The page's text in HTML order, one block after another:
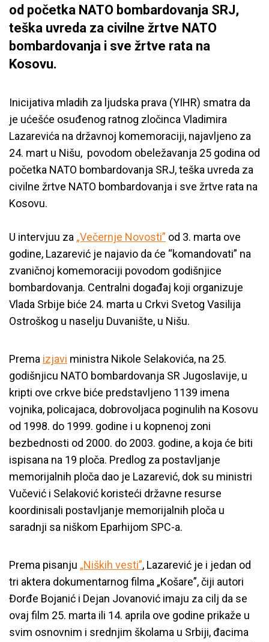
od početka NATO bombardovanja SRJ,
teška uvreda za civilne žrtve NATO
bombardovanja i sve žrtve rata na
Kosovu.
Inicijativa mladih za ljudska prava (YIHR) smatra da
je ućešće osuđenog ratnog zločinca Vladimira
Lazarevića na državnoj komemoraciji, najavljeno za
24. mart u Nišu, povodom obeležavanja 25 godina od
početka NATO bombardovanja SRJ, teška uvreda za
civilne žrtve NATO bombardovanja i sve žrtve rata na
Kosovu.
U intervjuu za „Večernje Novosti” od 3. marta ove
godine, Lazarević je najavio da će “komandovati” na
zvaničnoj komemoraciji povodom godišnjice
bombardovanja. Centralni događaj koji organizuje
Vlada Srbije biće 24. marta u Crkvi Svetog Vasilija
Ostroškog u naselju Duvanište, u Nišu.
Prema izjavi ministra Nikole Selakovića, na 25.
godišnjicu NATO bombardovanja SR Jugoslavije, u
kripti ove crkve biće predstavljeno 1139 imena
vojnika, policajaca, dobrovoljaca poginulih na Kosovu
od 1998. do 1999. godine i u kopnenoj zoni
bezbednosti od 2000. do 2003. godine, a koja će biti
ispisana na 19 ploča. Predlog za postavljanje
memorijalnih ploča dao je Lazarević, dok su ministri
Vučević i Selaković koristeći državne resurse
koordinisali postavljanje memorijalnih ploča u
saradnji sa niškom Eparhijom SPC-a.
Prema pisanju „Niških vesti”, Lazarević je i jedan od
tri aktera dokumentarnog filma „Košare”, čiji autori
Đorđe Bojanić i Dejan Jovanović imaju za cilj da se
ovaj film 25. marta ili 14. aprila ove godine prikaže u
svim osnovnim i srednjim školama u Srbiji, đacima